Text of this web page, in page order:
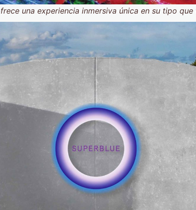
una experiencia inmersiva única en su tipo